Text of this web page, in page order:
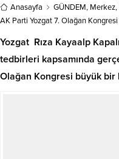
Anasayfa GÜNDEM, Merkez,
AK Parti Yozgat 7. Olağan Kongresi
Yozgat Rıza Kayaalp
tedbirleri kapsamında
Olağan Kongresi büyük bir